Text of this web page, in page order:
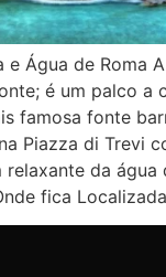
e Água de Roma
é um palco a
famosa fonte
Piazza di Trevi
relaxante da água
fica